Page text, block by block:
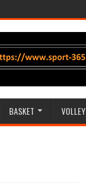
BASKET VOLLEY